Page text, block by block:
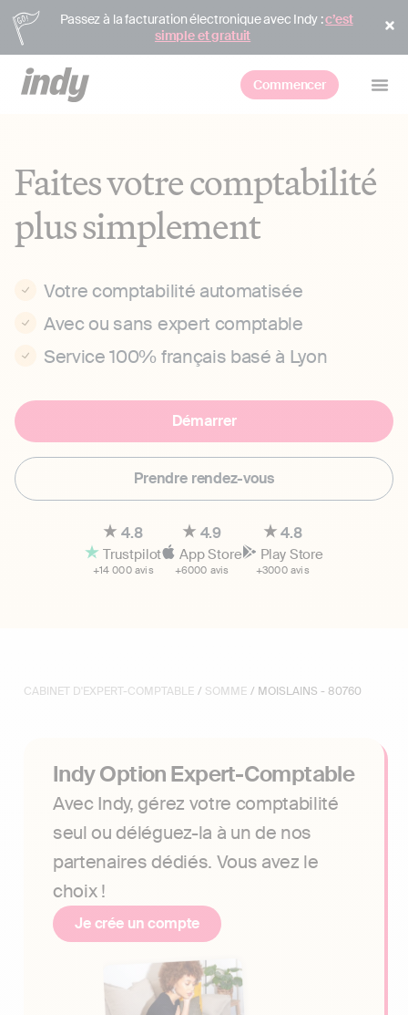
Passez à la facturation électronique avec Indy :c’est
simple et gratuit
Commencer
Faites votre comptabilité
plus simplement
Votre comptabilité automatisée
Avec ou sans expert comptable
Service 100% français basé à Lyon
Démarrer
Prendre rendez-vous
4.8
Trustpilot
+14 000 avis
4.9
App Store
+6000 avis
4.8
Play Store
+3000 avis
CABINET D'EXPERT-COMPTABLE / SOMME / MOISLAINS - 80760
Indy Option Expert-Comptable
Avec Indy, gérez votre comptabilité
seul ou déléguez-la à un de nos
partenaires dédiés. Vous avez le
choix !
Je crée un compte